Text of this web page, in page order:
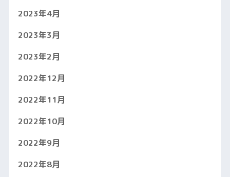
2023年4月
2023年3月
2023年2月
2022年12月
2022年11月
2022年10月
2022年9月
2022年8月